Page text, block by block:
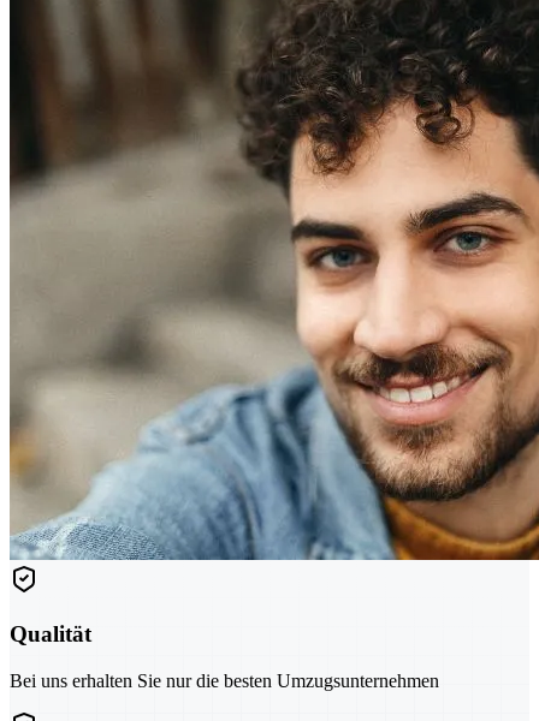
Qualität
Bei uns erhalten Sie nur die besten Umzugsunternehmen